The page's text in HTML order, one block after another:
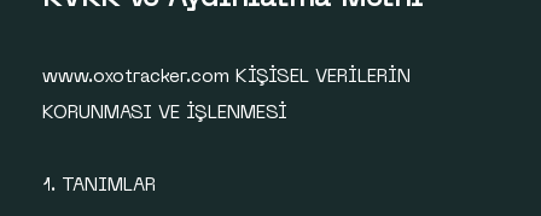
www.oxotracker.com KİŞİSEL VERİLERİN
KORUNMASI VE İŞLENMESİ
1. TANIMLAR